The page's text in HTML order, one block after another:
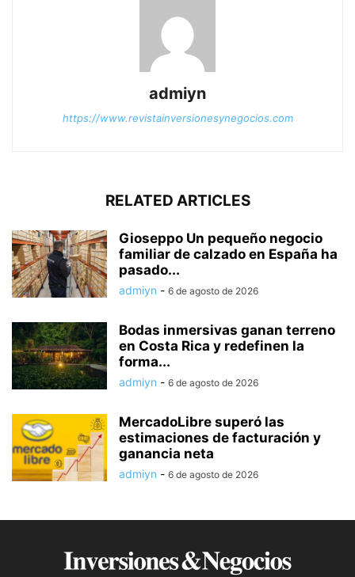
admiyn
https://www.revistainversionesynegocios.com
RELATED ARTICLES
Gioseppo Un pequeño negocio
familiar de calzado en España ha
pasado...
admiyn - 6 de agosto de 2026
Bodas inmersivas ganan terreno
en Costa Rica y redefinen la
forma...
admiyn - 6 de agosto de 2026
MercadoLibre superó las
estimaciones de facturación y
ganancia neta
admiyn - 6 de agosto de 2026